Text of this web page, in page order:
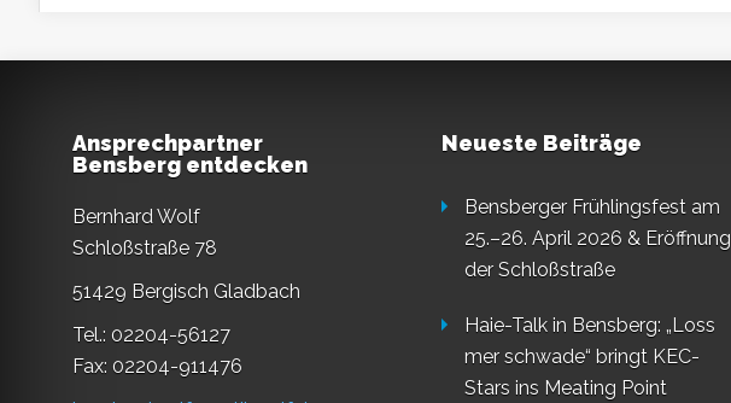
Ansprechpartner
Bensberg entdecken
Bernhard Wolf
Schloßstraße 78
51429 Bergisch Gladbach
Tel.: 02204-56127
Fax: 02204-911476
Neueste Beiträge
Bensberger Frühlingsfest am
25.–26. April 2026 & Eröffnung
der Schloßstraße
Haie-Talk in Bensberg: „Loss
mer schwade“ bringt KEC-
Stars ins Meating Point